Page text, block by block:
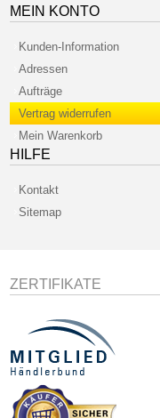
MEIN KONTO
Kunden-Information
Adressen
Aufträge
Vertrag widerrufen
Mein Warenkorb
HILFE
Kontakt
Sitemap
ZERTIFIKATE